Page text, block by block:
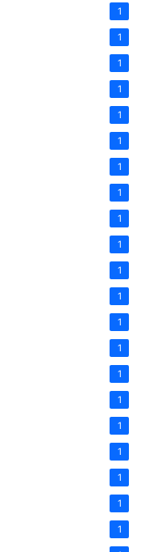
1
1
1
1
1
1
1
1
1
1
1
1
1
1
1
1
1
1
1
1
1